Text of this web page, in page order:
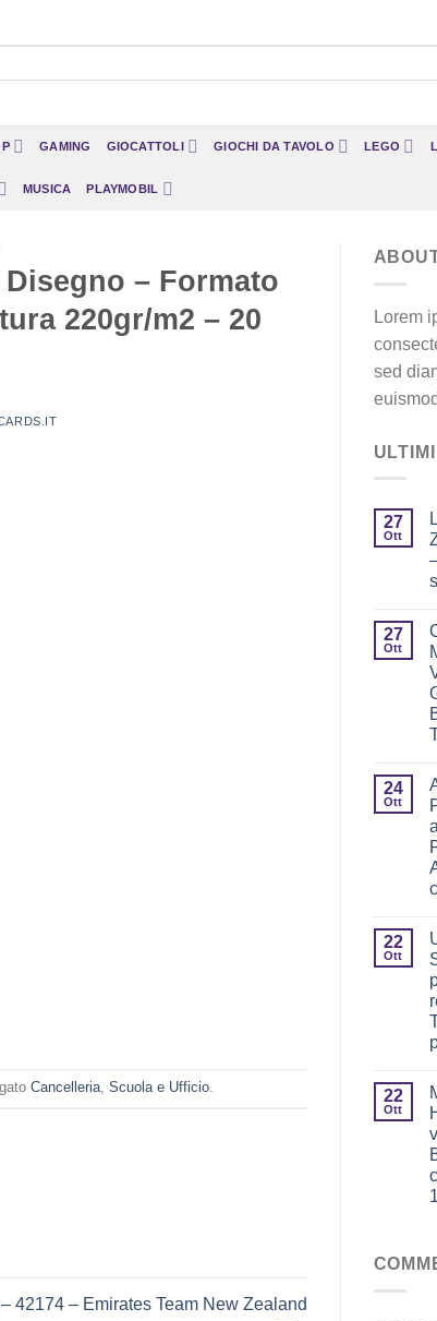
GAMING GIOCATTOLI GIOCHI DA TAVOLO LEGO
MUSICA PLAYMOBIL
– Formato
220gr/m2 – 20
Cancelleria, Scuola e Ufficio.
42174 – Emirates Team New Zealand
Lorem
sed
27
Ott
27
Ott
24
Ott
22
Ott
22
Ott